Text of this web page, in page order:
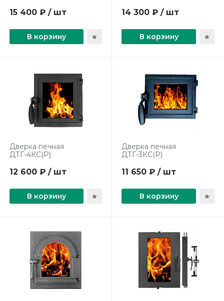
15 400 ₽ / шт
В корзину
14 300 ₽ / шт
В корзину
Дверка печная
ДТГ-4КС(Р)
12 600 ₽ / шт
В корзину
Дверка печная
ДТГ-3КС(Р)
11 650 ₽ / шт
В корзину